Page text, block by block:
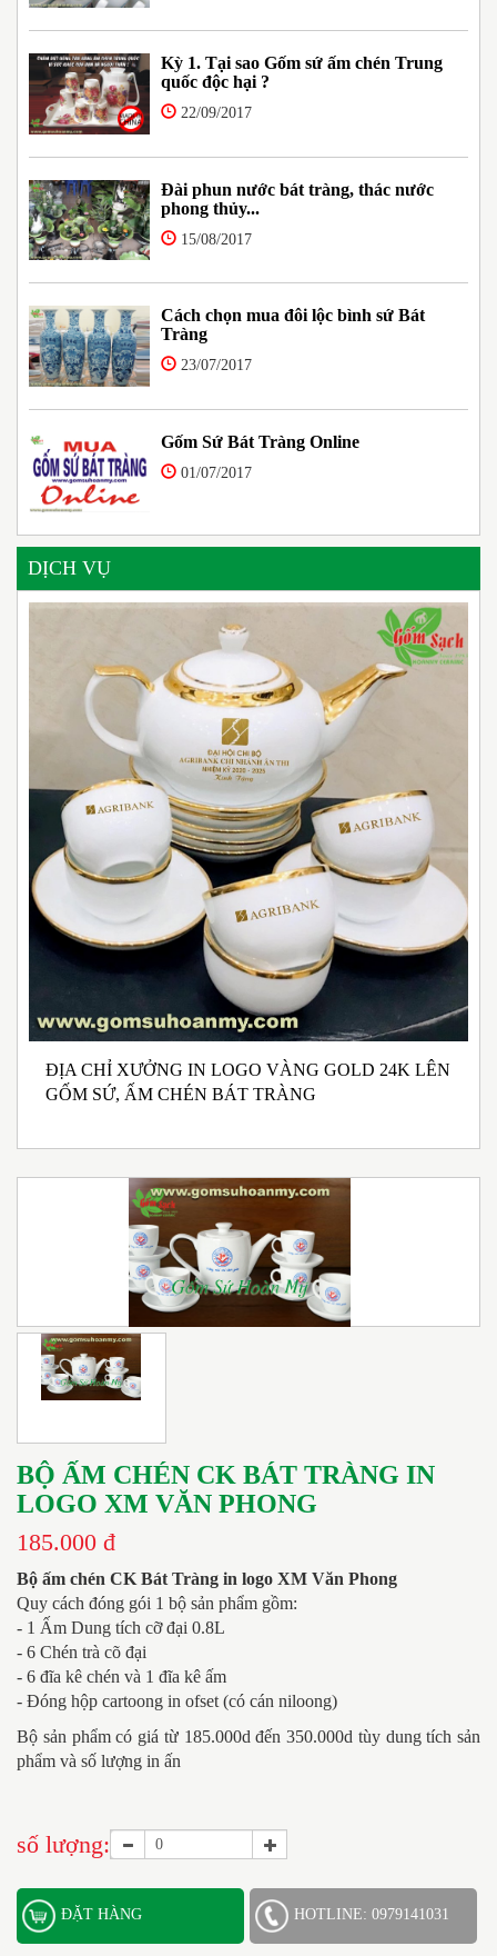
Kỳ 1. Tại sao Gốm sứ ấm chén Trung
quốc độc hại ?
22/09/2017
Đài phun nước bát tràng, thác nước
phong thủy...
15/08/2017
Cách chọn mua đôi lộc bình sứ Bát
Tràng
23/07/2017
Gốm Sứ Bát Tràng Online
01/07/2017
DỊCH VỤ
ĐỊA CHỈ XƯỞNG IN LOGO VÀNG GOLD 24K LÊN
GỐM SỨ, ẤM CHÉN BÁT TRÀNG
BỘ ẤM CHÉN CK BÁT TRÀNG IN
LOGO XM VĂN PHONG
185.000 đ
Bộ ấm chén CK Bát Tràng in logo XM Văn Phong
Quy cách đóng gói 1 bộ sản phẩm gồm:
- 1 Ấm Dung tích cỡ đại 0.8L
- 6 Chén trà cõ đại
- 6 đĩa kê chén và 1 đĩa kê ấm
- Đóng hộp cartoong in ofset (có cán niloong)
Bộ sản phẩm có giá từ 185.000d đến 350.000d tùy dung tích sản
phẩm và số lượng in ấn
số lượng:
ĐẶT HÀNG HOTLINE: 0979141031